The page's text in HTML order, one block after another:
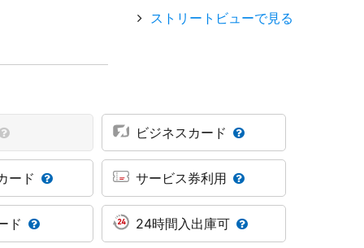
ストリートビューで見る
ビジネスカード
ード サービス券利用
ド 24時間入出庫可